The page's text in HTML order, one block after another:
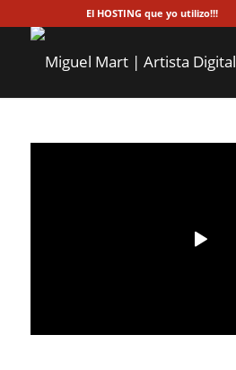
El HOSTING que yo utilizo!!!